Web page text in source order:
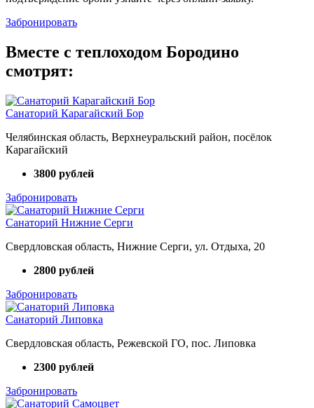
Забронировать
Вместе с теплоходом Бородино
смотрят:
Санаторий Карагайский Бор
Челябинская область, Верхнеуральский район, посёлок
Карагайский
3800 рублей
Забронировать
Санаторий Нижние Серги
Свердловская область, Нижние Серги, ул. Отдыха, 20
2800 рублей
Забронировать
Санаторий Липовка
Свердловская область, Режевской ГО, пос. Липовка
2300 рублей
Забронировать